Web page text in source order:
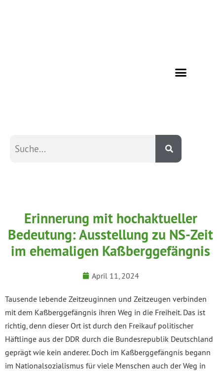
Erinnerung mit hochaktueller
Bedeutung: Ausstellung zu NS-Zeit
im ehemaligen Kaßberggefängnis
April 11, 2024
Tausende lebende Zeitzeuginnen und Zeitzeugen verbinden
mit dem Kaßberggefängnis ihren Weg in die Freiheit. Das ist
richtig, denn dieser Ort ist durch den Freikauf politischer
Häftlinge aus der DDR durch die Bundesrepublik Deutschland
geprägt wie kein anderer. Doch im Kaßberggefängnis begann
im Nationalsozialismus für viele Menschen auch der Weg in